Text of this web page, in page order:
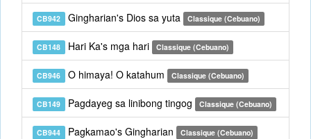
CB942 Gingharian's Dios sa yuta Classique (Cebuano)
CB148 Hari Ka's mga hari Classique (Cebuano)
CB946 O himaya! O katahum Classique (Cebuano)
CB149 Pagdayeg sa linibong tingog Classique (Cebuano)
CB944 Pagkamao's Gingharian Classique (Cebuano)